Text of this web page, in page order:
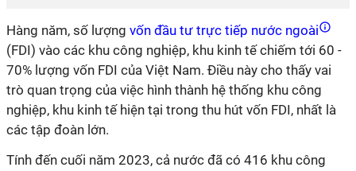
Hàng năm, số lượng vốn đầu tư trực tiếp nước ngoài
(FDI) vào các khu công nghiệp, khu kinh tế chiếm tới 60 -
70% lượng vốn FDI của Việt Nam. Điều này cho thấy vai
trò quan trọng của việc hình thành hệ thống khu công
nghiệp, khu kinh tế hiện tại trong thu hút vốn FDI, nhất là
các tập đoàn lớn.
Tính đến cuối năm 2023, cả nước đã có 416 khu công